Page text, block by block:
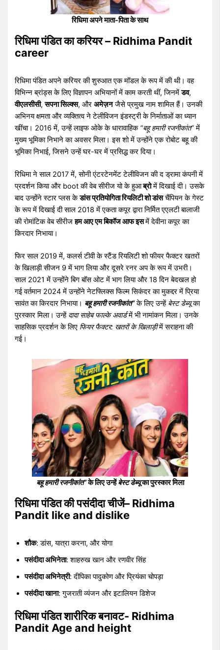
रिधिमा अपने माता-पिता के साथ
रिधिमा पंडित का करियर – Ridhima Pandit
career
रिधिमा पंडित अपने करियर की शुरुआत एक मॉडल के रूप में की थी। वह
विभिन्न ब्रांड्स के लिए विज्ञापन अभियानों में काम करती थीं, जिनमेंडव,
वीएलसीसी,सपना सिल्क्स, औरअमेज़नजैसे प्रमुख नाम शामिल हैं। उनकी
अभिनय क्षमता और व्यक्तित्व ने टेलीविजन इंडस्ट्री के निर्माताओं का ध्यान
खींचा। 2016 में, उन्हें लाइफ ओके के धारावाहिक “बहू हमारी रजनीकांत”में
मुख्य भूमिका निभाने का अवसर मिला। इस शो में उन्होंने एक रोबोट बहू की
भूमिका निभाई, जिसने उन्हें घर-घर में प्रसिद्ध कर दिया।
रिधिमा ने साल 2017 में, सोनी एंटरटेनमेंट टेलीविजन की द ड्रामा कंपनी में
प्रदर्शन किया और boot की वेब सीरीज यो के हुआब्रोमें दिखाई दी। उसके
बाद उन्होंने स्टार प्लस केडांस प्रतियोगिता रियलिटी शो डांसचैंपियन के गेस्ट
के रूप में दिखाई दी साल 2018 में एकता कपूर द्वारा निर्मित एएलटी बालाजी
की रोमांटिक वेब सीरीजहम आए एम बिकॉज आफ इसमें देवीना कपूर का
किरदार निभाया।
फिर साल 2019 में, कलर्स टीवी के स्टैंड रियलिटी शो फीयर फैक्टर खतरों
के खिलाड़ी सीजन 9 में भाग लिया और दूसरे रनर अप के रूप में उभरी।
साल 2021 में उन्होंने बिग बॉस ओट में भाग लिया और 18 दिन बेदखल हो
गई वर्तमान 2024 में उन्होंने नेटफ्लिक्स फिल्म सिकंदर का मुकद्दर में प्रिया
सावंत का किरदार निभाया। बहू हमारी रजनीकांत”के लिए उन्हें बेस्ट डेब्यूका
पुरस्कार मिला। उन्हें दादा साहेब फाल्के अवार्डमें भी नामांकन मिला। उनके
साहसिक प्रदर्शन के लिए फियर फैक्टर: खतरों के खिलाड़ीमें सराहना की
गई।
बहू हमारी रजनीकांत”के लिए उन्हेंबेस्ट डेब्यूका पुरस्कार मिला
रिधिमा पंडित की पसंदीदा चीजें– Ridhima
Pandit like and dislike
शौक: डांस, यात्रा करना, और योगा
पसंदीदा अभिनेता: शाहरुख खान और रणवीर सिंह
पसंदीदा अभिनेत्री: दीपिका पादुकोण और प्रियंका चोपड़ा
पसंदीदा खाना: गुजराती व्यंजन और इटालियन डिशेज
रिधिमा पंडित शारीरिक बनावट- Ridhima
Pandit Age and height